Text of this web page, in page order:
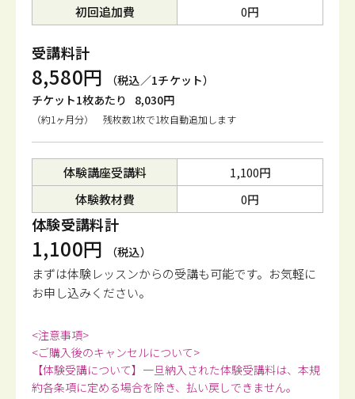
初回追加費
0円
受講料計
8,580円
（税込／1チケット）
チケット1枚あたり
8,030円
（約1ヶ月分） 残枚数1枚で1枚自動追加します
体験講座受講料
1,100円
体験教材費
0円
体験受講料計
1,100円 （税込）
まずは体験レッスンからの受講も可能です。 お気軽に
お申し込みください。
<注意事項>
<ご購入後のキャンセルについて>
【体験受講について】一旦納入された体験受講料は、本規
約各条項に定める場合を除き、払い戻しできません。